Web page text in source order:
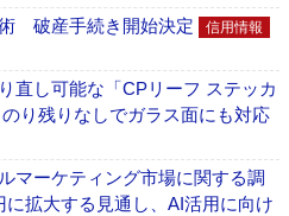
破産手続き開始決定 信用情報
直し可能な「CPリーフ ステッカ
り残りなしでガラス面にも対応
ーケティング市場に関する調
拡大する見通し、AI活用に向け